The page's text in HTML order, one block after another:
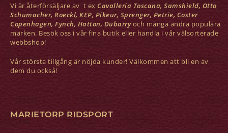
Vi är återförsäljare av t ex Cavalleria Toscana, Samshield, Otto
Schumacher, Roeckl, KEP, Pikeur, Sprenger, Petrie, Coster
Copenhagen, Fynch, Hatton, Dubarryoch många andra populära
märken. Besök oss i vår fina butik eller handla i vår välsorterade
webbshop!
Vår största tillgång är nöjda kunder! Välkommen att bli en av
dem du också!
MARIETORP RIDSPORT